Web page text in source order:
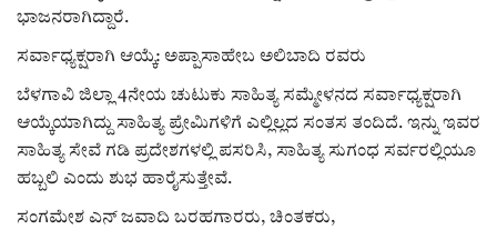
ಭಾಜನರಾಗಿದ್ದಾರೆ.
ಸರ್ವಾಧ್ಯಕ್ಷರಾಗಿ ಆಯ್ಕೆ: ಅಪ್ಪಾಸಾಹೇಬ ಅಲಿಬಾದಿ ರವರು
ಬೆಳಗಾವಿ ಜಿಲ್ಲಾ 4ನೇಯ ಚುಟುಕು ಸಾಹಿತ್ಯ ಸಮ್ಮೇಳನದ ಸರ್ವಾಧ್ಯಕ್ಷರಾಗಿ
ಆಯ್ಕೆಯಾಗಿದ್ದು ಸಾಹಿತ್ಯ ಪ್ರೇಮಿಗಳಿಗೆ ಎಲ್ಲಿಲ್ಲದ ಸಂತಸ ತಂದಿದೆ. ಇನ್ನು ಇವರ
ಸಾಹಿತ್ಯ ಸೇವೆ ಗಡಿ ಪ್ರದೇಶಗಳಲ್ಲಿ ಪಸರಿಸಿ, ಸಾಹಿತ್ಯ ಸುಗಂಧ ಸರ್ವರಲ್ಲಿಯೂ
ಹಬ್ಬಲಿ ಎಂದು ಶುಭ ಹಾರೈಸುತ್ತೇವೆ.
ಸಂಗಮೇಶ ಎನ್ ಜವಾದಿ ಬರಹಗಾರರು, ಚಿಂತಕರು,